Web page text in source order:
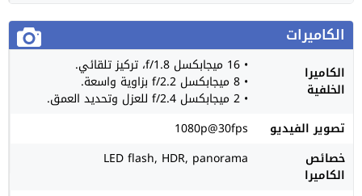
الكاميرات
الكاميرا
الخلفية
• 16 ميجابكسل f/1.8، تركيز تلقائي.
• 8 ميجابكسل f/2.2 بزاوية واسعة.
• 2 ميجابكسل f/2.4 للعزل وتحديد العمق.
تصوير الفيديو
1080p@30fps
خصائص
الكاميرا
LED flash, HDR, panorama